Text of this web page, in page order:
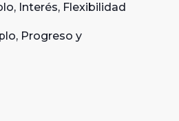
Interés, Flexibilidad
Progreso y